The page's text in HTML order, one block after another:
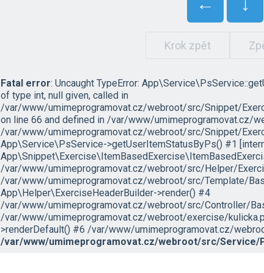
Krok zpět
Fatal error: Uncaught TypeError:
of type int, null given, called in
/var/www/umimeprogramovat.cz/webroot/src/Snippet/
on line 66 and defined in /var/www/umimeprogramovat.cz/
/var/www/umimeprogramovat.cz/webroot/src/Snippet/
App\Service\PsService->getUserItemStatusByPs() #1
/var/www/umimeprogramovat.cz/webroot/src/Helper/
/var/www/umimeprogramovat.cz/webroot/src/Template/
App\Helper\ExerciseHeaderBuilder->render() #4
/var/www/umimeprogramovat.cz/webroot/src/Controller/
/var/www/umimeprogramovat.cz/webroot/exercise/
>renderDefault() #6 /var/www/umimeprogramovat.cz/
/var/www/umimeprogramovat.cz/webroot/src/Service/